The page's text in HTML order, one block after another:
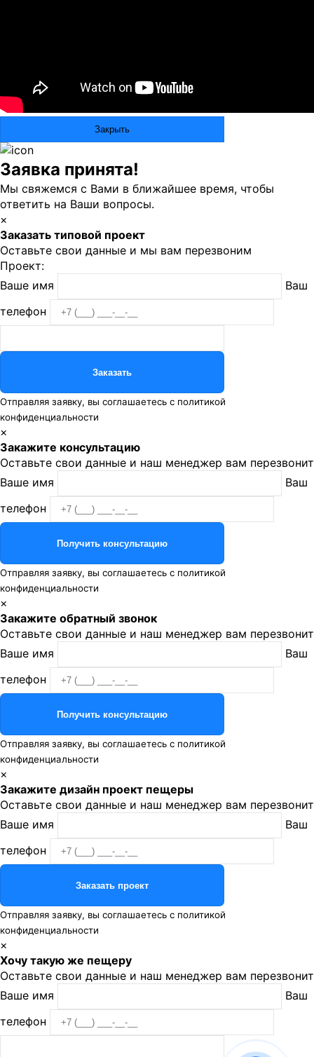
Закрыть
Заявка принята!
Мы свяжемся с Вами в ближайшее время, чтобы
ответить на Ваши вопросы.
×
Заказать типовой проект
Оставьте свои данные и мы вам перезвоним
Проект:
Ваше имя
Ваш
телефон
Отправляя заявку, вы соглашаетесь с политикой
конфиденциальности
×
Закажите консультацию
Оставьте свои данные и наш менеджер вам перезвонит
Ваше имя
Ваш
телефон
Отправляя заявку, вы соглашаетесь с политикой
конфиденциальности
×
Закажите обратный звонок
Оставьте свои данные и наш менеджер вам перезвонит
Ваше имя
Ваш
телефон
Отправляя заявку, вы соглашаетесь с политикой
конфиденциальности
×
Закажите дизайн проект пещеры
Оставьте свои данные и наш менеджер вам перезвонит
Ваше имя
Ваш
телефон
Отправляя заявку, вы соглашаетесь с политикой
конфиденциальности
×
Хочу такую же пещеру
Оставьте свои данные и наш менеджер вам перезвонит
Ваше имя
Ваш
телефон